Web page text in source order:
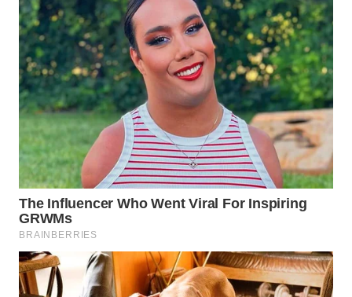
WN
BEKASI
WN
BOGOR
WN
DEPOK
WN
TAPANULI
UTARA
WN